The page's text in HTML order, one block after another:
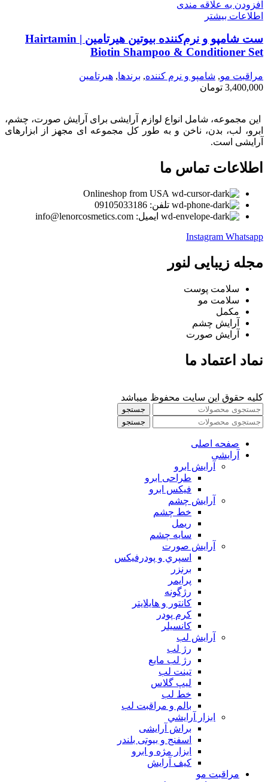
افزودن به علاقه مندی
اطلاعات بیشتر
ست شامپو و نرم‌کننده بیوتین هیرتامین | Hairtamin
Biotin Shampoo & Conditioner Set
مراقبت مو, شامپو و نرم كننده, برندها, هیرتامین
3,400,000 تومان
این مجموعه، شامل انواع لوازم آرایشی برای آرایش صورت، چشم،
ابرو، لب، بدن، ناخن و به طور کل مجموعه ای مجهز از ابزارهای
آرایشی است.
اطلاعات تماس ما
Onlineshop from USA
تلفن: 09105033186
ایمیل: info@lenorcosmetics.com
Instagram Whatsapp
مجله زیبایی لنور
سلامت پوست
سلامت مو
مکمل
آرایش چشم
آرایش صورت
نماد اعتماد ما
کلیه حقوق این سایت محفوظ میباشد
جستجو
جستجو
صفحه اصلی
آرایشی
آرايش ابرو
طراحی ابرو
فیکس ابرو
آرايش چشم
خط چشم
ريمل
سايه چشم
آرايش صورت
اسپري و پودرفيكس
برنزر
پرايمر
رژگونه
كانتور و هايلايتر
كرم پودر
كانسيلر
آرايش لب
رژ لب
رژ لب مایع
تینت لب
لیپ گلاس
خط لب
بالم و مراقبت لب
ابزار آرايشي
براش آرایشی
اسفنج و بیوتی بلندر
ابزار مژه و ابرو
کیف آرایش
مراقبت مو